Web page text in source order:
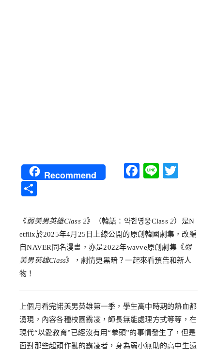
Recommend Facebook
Line
《弱美男英雄Class 2》（韓語：약한영웅Class 2）是N
etflix於2025年4月25日上線公開的原創韓國劇集，改編
自NAVER同名漫畫，亦是2022年wavve原創劇集《弱
美男英雄Class》，劇情更黑暗？一起來看預告和新人
物！
上個月看完諾美男英雄第一季，學生高中時期的熱血都
湧現，內容各種校園霸凌，師長無能處理方式等等，在
現代“以愛教育”已經沒有用“拳頭”的事情發生了，但是
面對那些起頭作亂的霸凌者，身為弱小無助的高中生還